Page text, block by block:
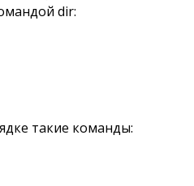
dir:
такие команды: